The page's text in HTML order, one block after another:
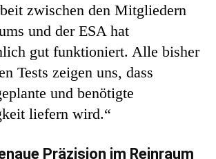
zwischen den Mitgliedern
und der ESA hat
gut funktioniert. Alle bisher
Tests zeigen uns, dass
und benötigte
liefern wird.“
Präzision im Reinraum